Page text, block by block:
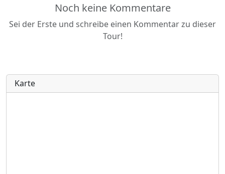
Noch keine Kommentare
Sei der Erste und schreibe einen Kommentar zu dieser
Tour!
Karte